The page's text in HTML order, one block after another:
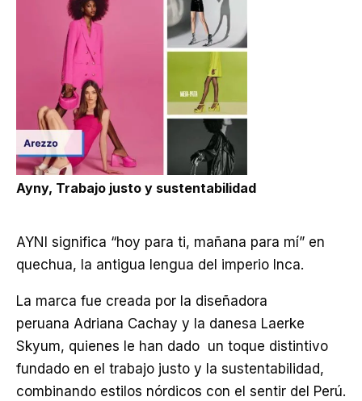
Ayny, Trabajo justo y sustentabilidad
AYNI significa “hoy para ti, mañana para mí” en
quechua, la antigua lengua del imperio Inca.
La marca fue creada por la diseñadora
peruana Adriana Cachay y la danesa Laerke
Skyum, quienes le han dado un toque distintivo
fundado en el trabajo justo y la sustentabilidad,
combinando estilos nórdicos con el sentir del Perú.